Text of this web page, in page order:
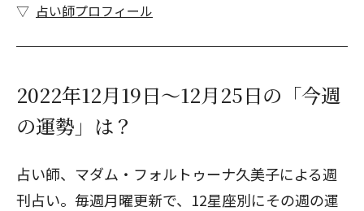
占い師プロフィール
2022年12月19日～12月25日の「今週
の運勢」は？
占い師、マダム・フォルトゥーナ久美子による週
刊占い。毎週月曜更新で、12星座別にその週の運